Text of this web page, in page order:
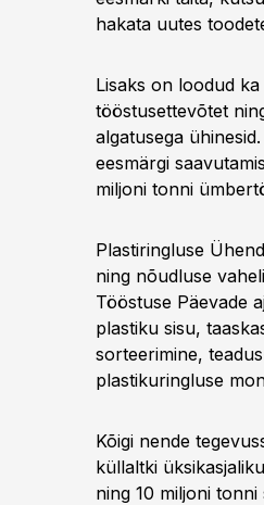
hakata uutes
Lisaks on loodud
tööstusettevõtet
algatusega
eesmärgi
miljoni tonni
Plastiringluse
ning nõudluse
Tööstuse Päevade
plastiku sisu,
sorteerimine,
plastikuringluse
Kõigi nende
küllaltki
ning 10 miljoni